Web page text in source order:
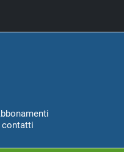
contatti